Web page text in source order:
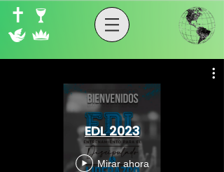
EDL 2023
Mirar ahora